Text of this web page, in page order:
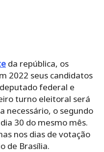
da república, os
2022 seus candidatos
federal e
turno eleitoral será
necessário, o segundo
30 do mesmo mês.
nos dias de votação
de Brasília.